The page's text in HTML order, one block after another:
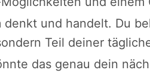
und handelt. Du
Teil deiner
das genau dein